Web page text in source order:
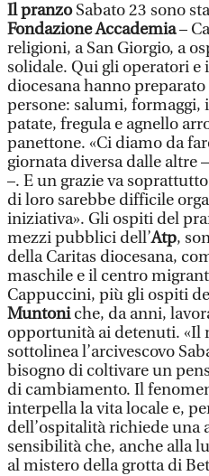
Il pranzoSabato 23 sono
Fondazione Accademia–
religioni, a San Giorgio, a
solidale. Qui gli operatori e
diocesana hanno
persone: salumi, formaggi,
patate, fregula e agnello
panettone. «Ci diamo da
giornata diversa dalle altre
–. E un grazie va
di loro sarebbe difficile
iniziativa». Gli ospiti del
mezzi pubblici dell’Atp,
della Caritas diocesana,
maschile e il centro
Cappuccini, più gli ospiti
Muntoniche, da anni,
opportunità ai detenuti. «Il
sottolinea l’arcivescovo
bisogno di coltivare un
di cambiamento. Il
interpella la vita locale e,
dell’ospitalità richiede una
sensibilità che, anche alla
al mistero della grotta di